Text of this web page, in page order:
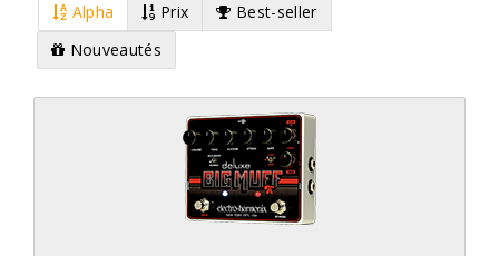
Alpha Prix
Best-seller
Nouveautés